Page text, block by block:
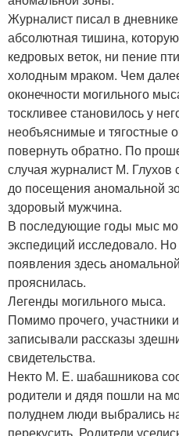
Журналист писал в
абсолютная тишина,
кедровых веток, ни пение
холодным мраком. Чем
оконечности могильного
тоскливее становилось у
необъяснимые и тягостные
повернуть обратно. По
случая журналист М. Глухов
до посещения аномальной
здоровый мужчина.
В последующие годы мыс
экспедиций исследовало.
появления здесь
прояснилась.
Легенды могильного мыса.
Помимо прочего, участники
записывали рассказы
свидетельства.
Некто М. Е. шабашникова
родители и дядя пошли на
полуднем люди выбрались
перекусить. Родители